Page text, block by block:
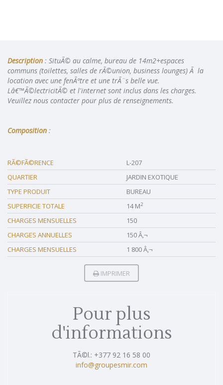
Description : SituÃ© au calme, bureau de 14m2+espaces
communs (toilettes, salles de rÃ©union, business lounges) Ã la
location avec une fenÃªtre et une trÃ¨s belle vue.
Lâ€™Ã©lectricitÃ© et l'internet sont inclus dans les charges.
Veuillez nous contacter pour plus de renseignements.
Composition :
RÃ©FÃ©RENCE
L-207
QUARTIER
JARDIN EXOTIQUE
TYPE PRODUIT
BUREAU
SUPERFICIE TOTALE
14 M2
CHARGES MENSUELLES
150
CHARGES ANNUELLES
150 Â‚¬
CHARGES MENSUELLES
1 800 Â‚¬
IMPRIMER
Pour plus
d'informations
TÃ©l.: +377 92 16 58 00
info@groupesmir.com